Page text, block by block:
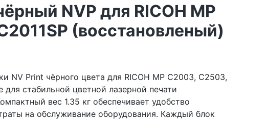
NVP для RICOH MP
(восстановленый)
NV Print чёрного цвета для RICOH MP C2003, C2503,
стабильной цветной лазерной печати
вес 1.35 кг обеспечивает удобство
на обслуживание оборудования. Каждый блок